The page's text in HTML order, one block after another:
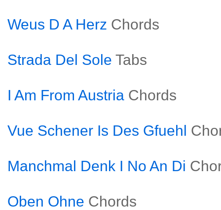
Weus D A Herz Chords
Strada Del Sole Tabs
I Am From Austria Chords
Vue Schener Is Des Gfuehl
Manchmal Denk I No An Di
Oben Ohne Chords